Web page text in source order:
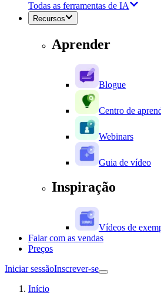
Todas as ferramentas de IA
Recursos
Aprender
Blogue
Centro de
Webinars
Guia de vídeo
Inspiração
Vídeos de
Falar com as vendas
Preços
Iniciar sessãoInscrever-se
Início